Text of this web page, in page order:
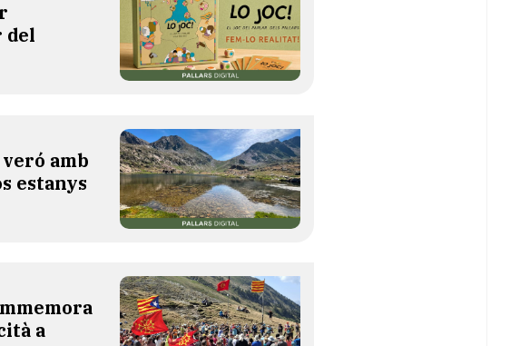
del
amb
estanys
a